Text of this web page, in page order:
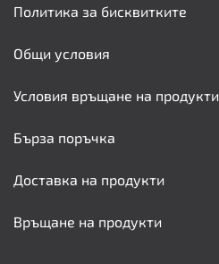
Политика за бисквитките
Общи условия
Условия връщане на продукти
Бърза поръчка
Доставка на продукти
Връщане на продукти